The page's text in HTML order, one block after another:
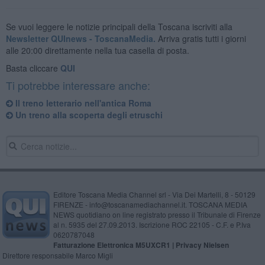
Se vuoi leggere le notizie principali della Toscana iscriviti alla
Newsletter QUInews - ToscanaMedia. Arriva gratis tutti i giorni
alle 20:00 direttamente nella tua casella di posta.
Basta cliccare QUI
Ti potrebbe interessare anche:
Il treno letterario nell'antica Roma
Un treno alla scoperta degli etruschi
Editore Toscana Media Channel srl - Via Dei Martelli, 8 - 50129
FIRENZE - info@toscanamediachannel.it. TOSCANA MEDIA
NEWS quotidiano on line registrato presso il Tribunale di Firenze
al n. 5935 del 27.09.2013. Iscrizione ROC 22105 - C.F. e P.Iva
0620787048
Fatturazione Elettronica M5UXCR1 | Privacy Nielsen
Direttore responsabile Marco Migli